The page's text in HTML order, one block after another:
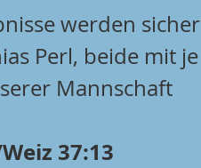
werden sicher
Perl, beide mit je
Mannschaft
37:13